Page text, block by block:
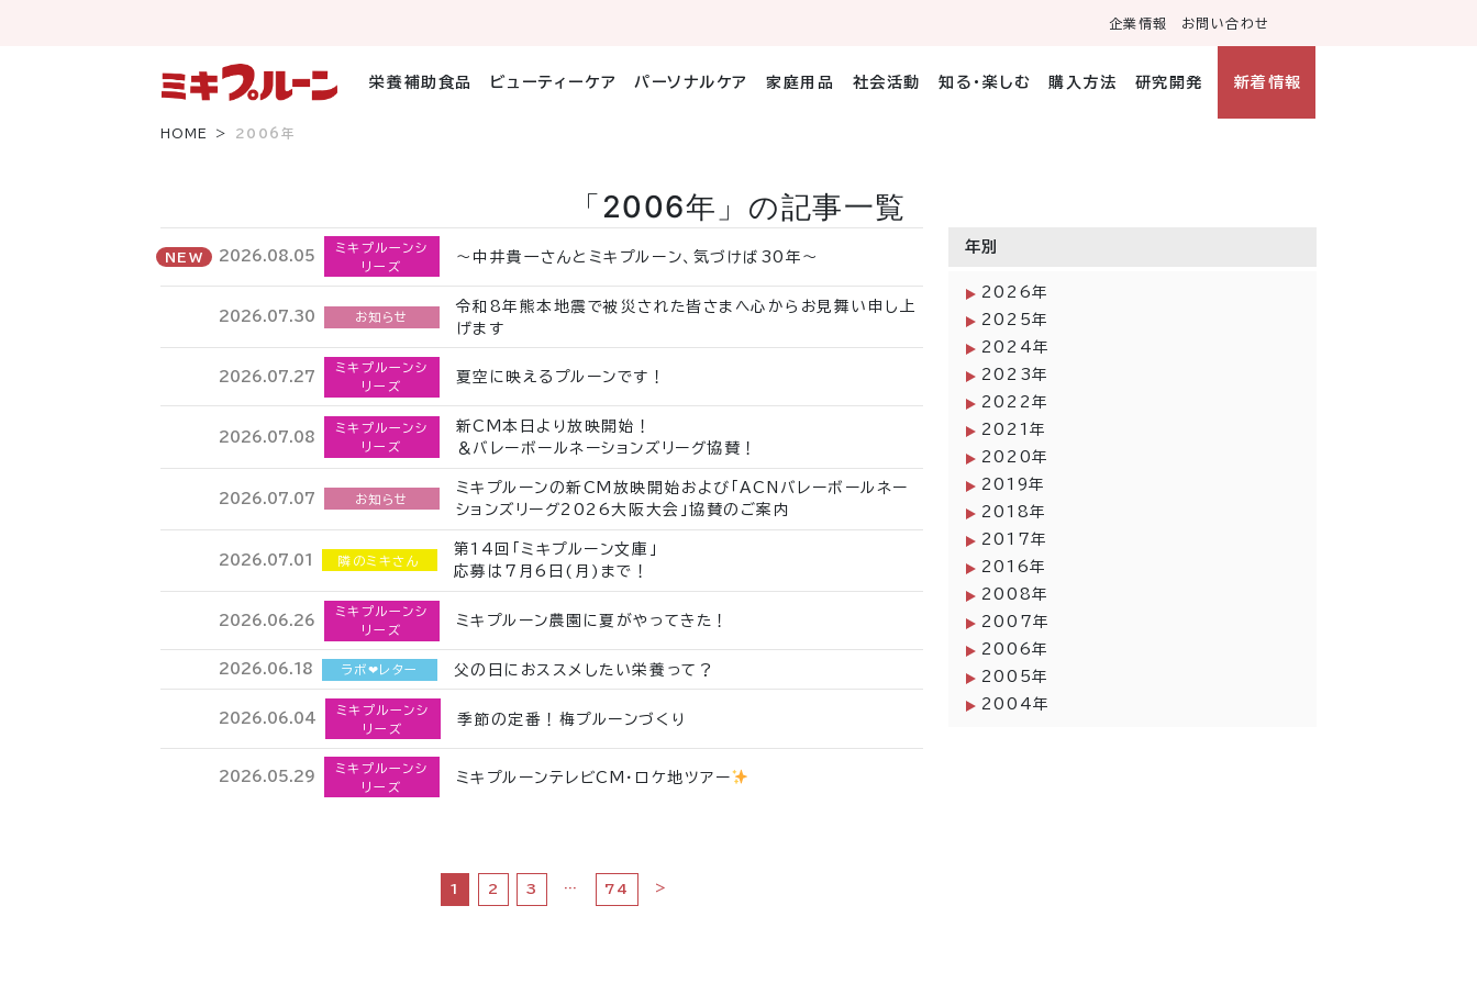
企業情報 お問い合わせ
栄養補助食品 ビューティーケア パーソナルケア 家庭用品 社会活動 知る・楽しむ 購入方法 研究開発 新着情報
HOME 2006年
「2006年」の記事一覧
NEW 2026.08.05
ミキプルーンシ
リーズ
～中井貴一さんとミキプルーン、気づけば30年～
2026.07.30 お知らせ
令和8年熊本地震で被災された皆さまへ心からお見舞い申し上
げます
2026.07.27
ミキプルーンシ
リーズ
夏空に映えるプルーンです！
2026.07.08
ミキプルーンシ
リーズ
新CM本日より放映開始！
＆バレーボールネーションズリーグ協賛！
2026.07.07 お知らせ
ミキプルーンの新CM放映開始および「ACNバレーボールネー
ションズリーグ2026大阪大会」協賛のご案内
2026.07.01 隣のミキさん
第14回「ミキプルーン文庫」
応募は7月6日(月)まで！
2026.06.26
ミキプルーンシ
リーズ
ミキプルーン農園に夏がやってきた！
2026.06.18 ラボ❤︎レター 父の日におススメしたい栄養って？
2026.06.04
ミキプルーンシ
リーズ
季節の定番！梅プルーンづくり
2026.05.29
ミキプルーンシ
リーズ
ミキプルーンテレビCM・ロケ地ツアー
1 2 3 … 74 >
年別
2026年
2025年
2024年
2023年
2022年
2021年
2020年
2019年
2018年
2017年
2016年
2008年
2007年
2006年
2005年
2004年